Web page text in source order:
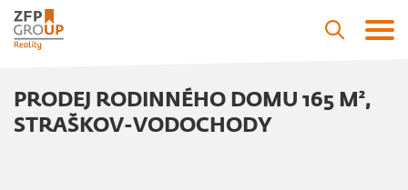
PRODEJ RODINNÉHO DOMU 165 M²,
STRAŠKOV-VODOCHODY